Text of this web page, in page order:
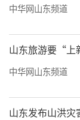
中华网山东频道
山东旅游要“上
中华网山东频道
山东发布山洪